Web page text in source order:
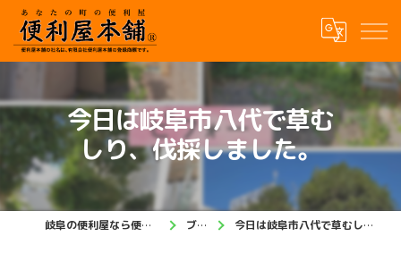
今日は岐阜市八代で草む
しり、伐採しました。
岐阜の便利屋なら便利屋本舗 岐阜店 ブログ 今日は岐阜市八代で草むしり、伐採しました。